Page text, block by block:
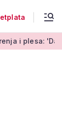
'Da starije